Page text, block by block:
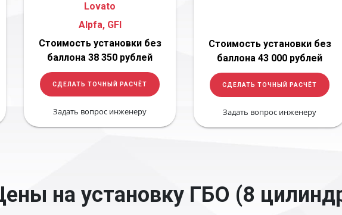
Lovato
Alpfa, GFI
Стоимость установки без
баллона 38 350 рублей
СДЕЛАТЬ ТОЧНЫЙ РАСЧЁТ
Задать вопрос инженеру
Стоимость установки без
баллона 43 000 рублей
СДЕЛАТЬ ТОЧНЫЙ РАСЧЁТ
Задать вопрос инженеру
на установку ГБО (8